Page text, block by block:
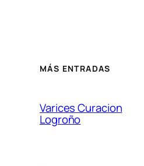
MÁS ENTRADAS
Varices Curacion
Logroño